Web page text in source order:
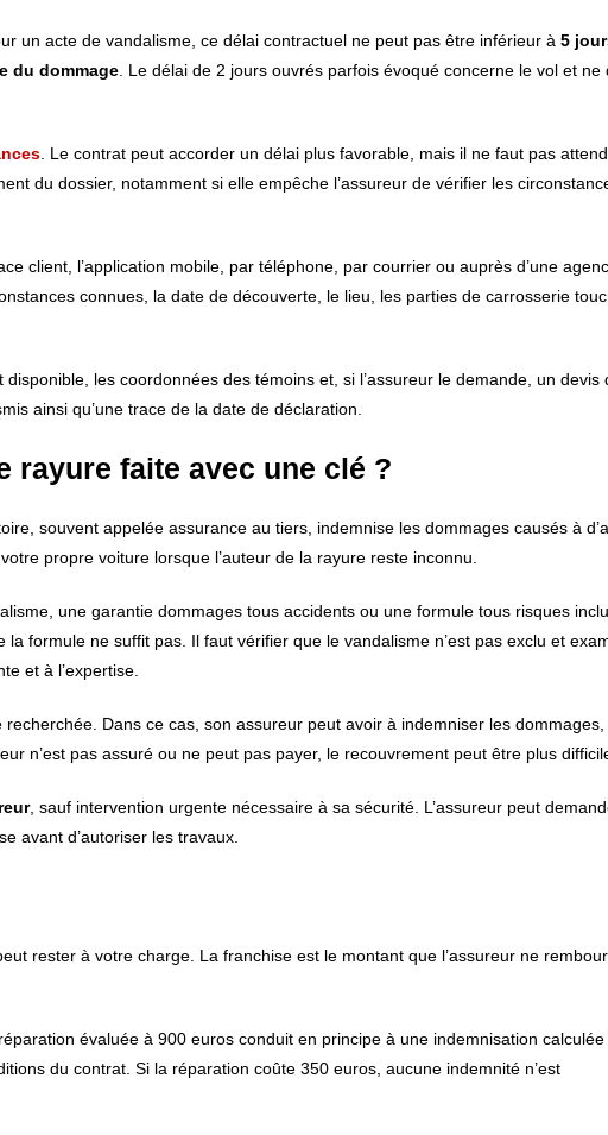
un acte de vandalisme, ce délai contractuel ne peut pas être inférieur à 5
du dommage. Le délai de 2 jours ouvrés parfois évoqué concerne le vol et ne
. Le contrat peut accorder un délai plus favorable, mais il ne faut pas
du dossier, notamment si elle empêche l’assureur de vérifier les
client, l’application mobile, par téléphone, par courrier ou auprès d’une
connues, la date de découverte, le lieu, les parties de carrosserie
les coordonnées des témoins et, si l’assureur le demande, un devis
ainsi qu’une trace de la date de déclaration.
rayure faite avec une clé ?
souvent appelée assurance au tiers, indemnise les dommages causés à
propre voiture lorsque l’auteur de la rayure reste inconnu.
une garantie dommages tous accidents ou une formule tous risques
formule ne suffit pas. Il faut vérifier que le vandalisme n’est pas exclu et
et à l’expertise.
Dans ce cas, son assureur peut avoir à indemniser les
n’est pas assuré ou ne peut pas payer, le recouvrement peut être plus
, sauf intervention urgente nécessaire à sa sécurité. L’assureur peut
avant d’autoriser les travaux.
rester à votre charge. La franchise est le montant que l’assureur ne
évaluée à 900 euros conduit en principe à une indemnisation calculée
du contrat. Si la réparation coûte 350 euros, aucune indemnité n’est